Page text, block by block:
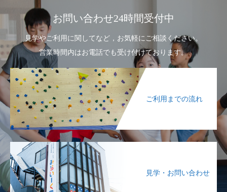
お問い合わせ24時間受付中
見学やご利用に関してなど，お気軽にご相談ください。
営業時間内はお電話でも受け付けております。
ご利用までの流れ
見学・お問い合わせ